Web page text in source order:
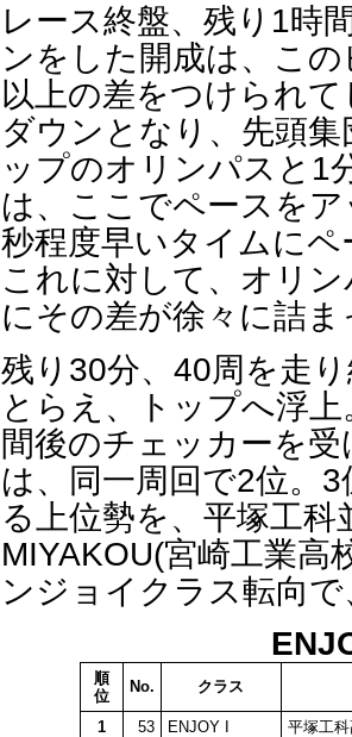
レース終盤、残り1時
ンをした開成は、こ
以上の差をつけられ
ダウンとなり、先頭
ップのオリンパスと1
は、ここでペースを
秒程度早いタイムに
これに対して、オリ
にその差が徐々に詰
残り30分、40周を走
とらえ、トップへ浮
間後のチェッカーを
は、同一周回で2位。
る上位勢を、平塚工
MIYAKOU(宮崎工業
ンジョイクラス転向
順
位
No. クラス
1 53 ENJOY I
平塚工